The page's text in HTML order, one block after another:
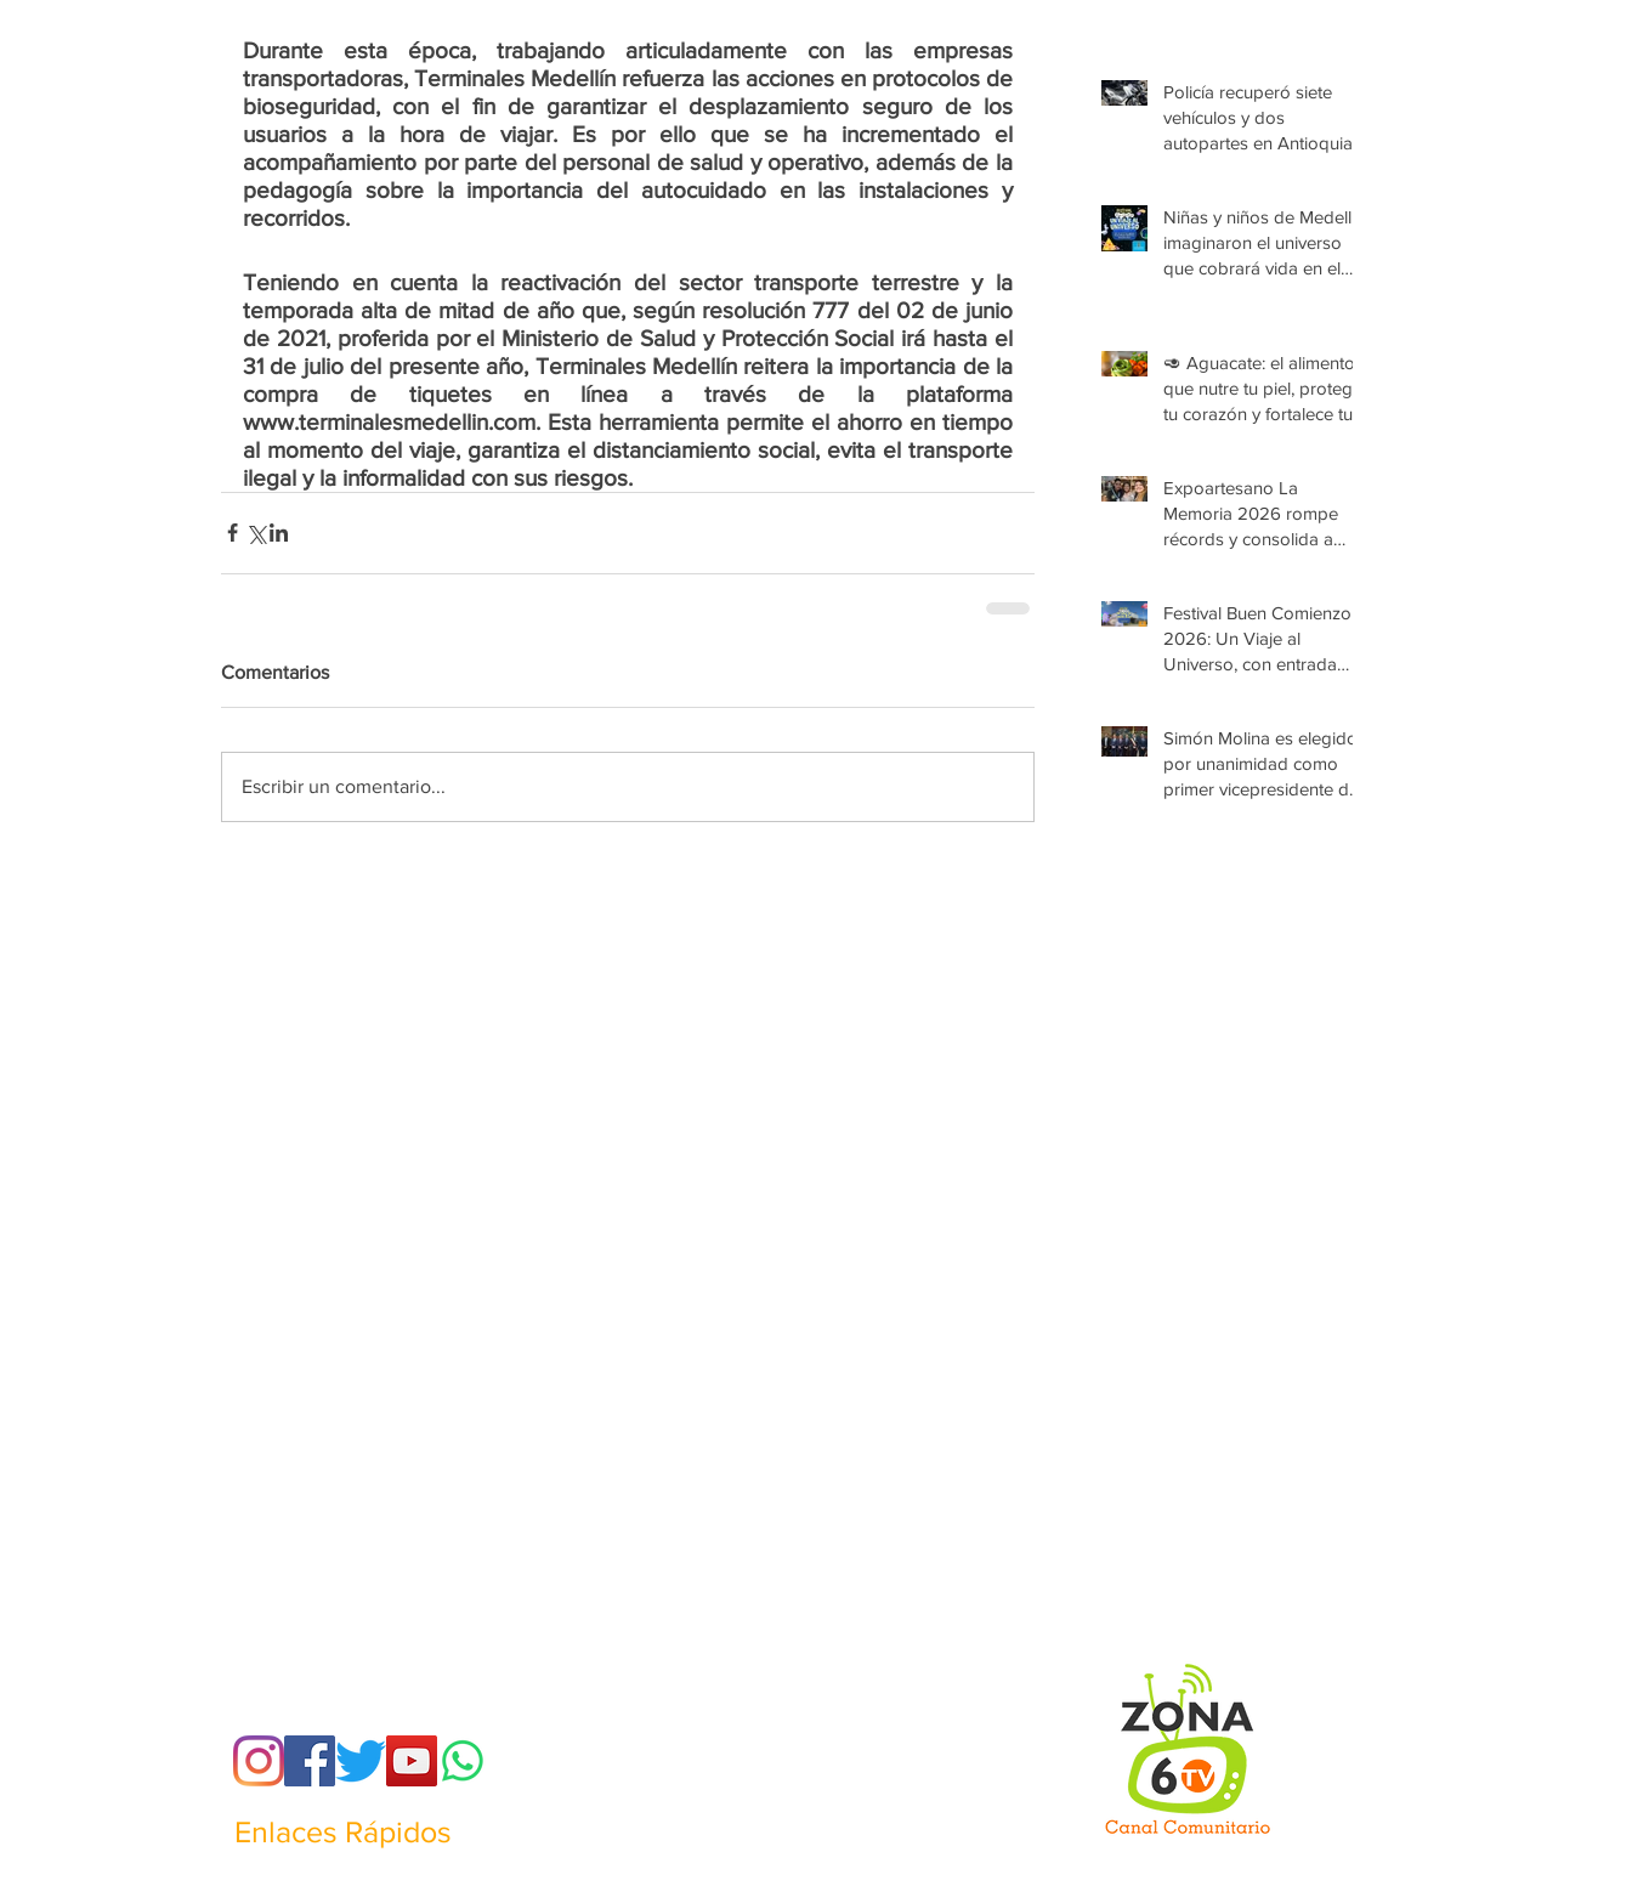
Durante esta época, trabajando articuladamente con las empresas
transportadoras, Terminales Medellín refuerza las acciones en protocolos de
bioseguridad, con el fin de garantizar el desplazamiento seguro de los
usuarios a la hora de viajar. Es por ello que se ha incrementado el
acompañamiento por parte del personal de salud y operativo, además de la
pedagogía sobre la importancia del autocuidado en las instalaciones y
recorridos.
Teniendo en cuenta la reactivación del sector transporte terrestre y la
temporada alta de mitad de año que, según resolución 777 del 02 de junio
de 2021, proferida por el Ministerio de Salud y Protección Social irá hasta el
31 de julio del presente año, Terminales Medellín reitera la importancia de la
compra de tiquetes en línea a través de la plataforma
www.terminalesmedellin.com. Esta herramienta permite el ahorro en tiempo
al momento del viaje, garantiza el distanciamiento social, evita el transporte
ilegal y la informalidad con sus riesgos.
Comentarios
Escribir un comentario...
Policía recuperó siete
vehículos y dos
autopartes en Antioquia,
Niñas y niños de Medellín
imaginaron el universo
que cobrará vida en el
🥑 Aguacate: el alimento
que nutre tu piel, protege
tu corazón y fortalece tu
Expoartesano La
Memoria 2026 rompe
récords y consolida a
Festival Buen Comienzo
2026: Un Viaje al
Universo, con entrada
Simón Molina es elegido
por unanimidad como
primer vicepresidente de
Enlaces Rápidos